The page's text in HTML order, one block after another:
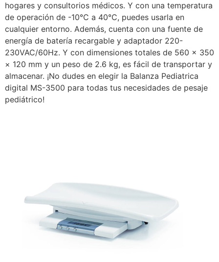
hogares y consultorios médicos. Y con una temperatura
de operación de -10°C a 40°C, puedes usarla en
cualquier entorno. Además, cuenta con una fuente de
energía de batería recargable y adaptador 220-
230VAC/60Hz. Y con dimensiones totales de 560 × 350
× 120 mm y un peso de 2.6 kg, es fácil de transportar y
almacenar. ¡No dudes en elegir la Balanza Pediatrica
digital MS-3500 para todas tus necesidades de pesaje
pediátrico!